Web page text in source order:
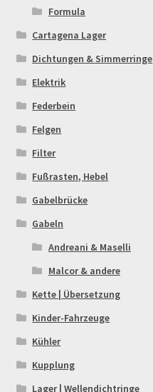
My Profile
Order Confirmation
Order Failed
Pitbike Junior
Pitbike-Training
TOPstrecken
POLITICA DE COOKIES
Rennserien-Veranstalter
Formula
Cartagena Lager
Dichtungen & Simmerringe
Elektrik
Federbein
Felgen
Filter
Fußrasten, Hebel
Gabelbrücke
Gabeln
Andreani & Maselli
Malcor & andere
Kette | Übersetzung
Kinder-Fahrzeuge
Kühler
Kupplung
Lager | Wellendichtringe